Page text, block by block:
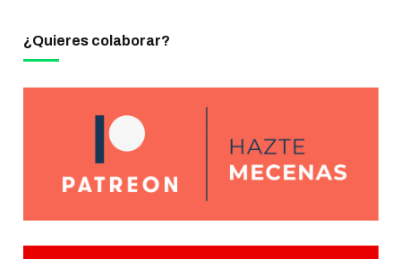
¿Quieres colaborar?